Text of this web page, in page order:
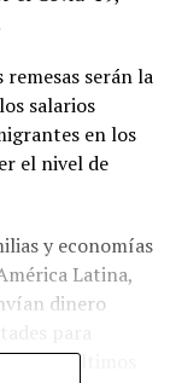
serán la
salarios
en los
el nivel de
y economías
Latina,
dinero
en los últimos